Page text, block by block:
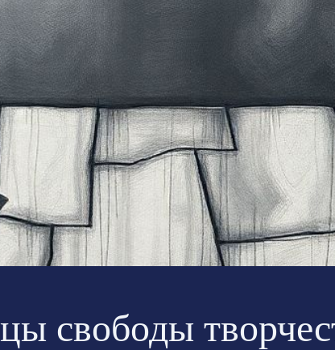
свободы